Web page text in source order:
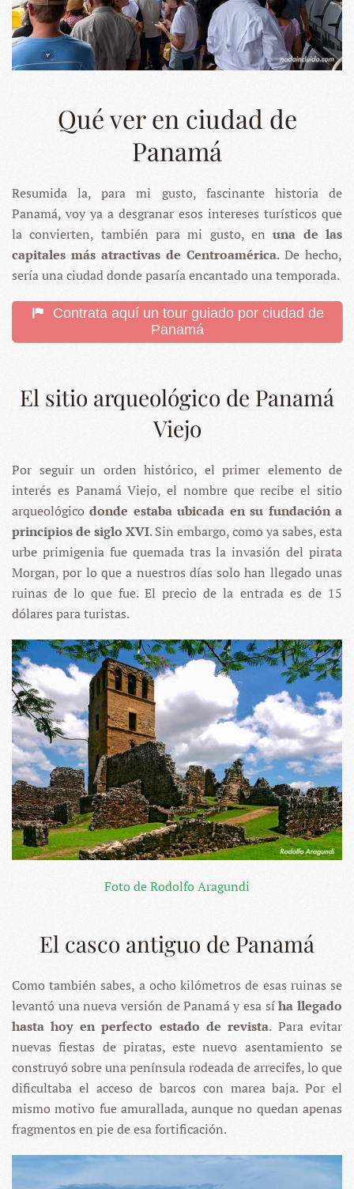
Qué ver en ciudad de
Panamá
Resumida la, para mi gusto, fascinante historia de
Panamá, voy ya a desgranar esos intereses turísticos que
la convierten, también para mi gusto, enuna de las
capitales más atractivas de Centroamérica. De hecho,
sería una ciudad donde pasaría encantado una temporada.
Contrata aquí un tour guiado por ciudad de
Panamá
El sitio arqueológico de Panamá
Viejo
Por seguir un orden histórico, el primer elemento de
interés es Panamá Viejo, el nombre que recibe el sitio
arqueológicodonde estaba ubicada en su fundación a
principios de siglo XVI. Sin embargo, como ya sabes, esta
urbe primigenia fue quemada tras la invasión del pirata
Morgan, por lo que a nuestros días solo han llegado unas
ruinas de lo que fue. El precio de la entrada es de 15
dólares para turistas.
Foto de Rodolfo Aragundi
El casco antiguo de Panamá
Como también sabes, a ocho kilómetros de esas ruinas se
levantó una nueva versión de Panamá y esa síha llegado
hasta hoy en perfecto estado de revista. Para evitar
nuevas fiestas de piratas, este nuevo asentamiento se
construyó sobre una península rodeada de arrecifes, lo que
dificultaba el acceso de barcos con marea baja. Por el
mismo motivo fue amurallada, aunque no quedan apenas
fragmentos en pie de esa fortificación.